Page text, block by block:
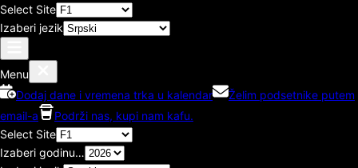
Select Site
Izaberi jezik
Menu
Dodaj dane i vremena trka u kalendar
Želim podsetnike putem
email-a
Podrži nas, kupi nam kafu.
Select Site
Izaberi godinu…